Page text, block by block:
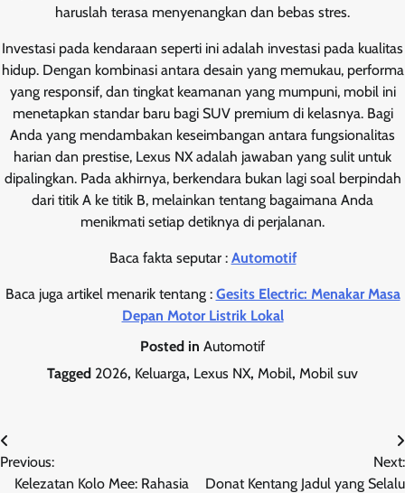
haruslah terasa menyenangkan dan bebas stres.
Investasi pada kendaraan seperti ini adalah investasi pada kualitas
hidup. Dengan kombinasi antara desain yang memukau, performa
yang responsif, dan tingkat keamanan yang mumpuni, mobil ini
menetapkan standar baru bagi SUV premium di kelasnya. Bagi
Anda yang mendambakan keseimbangan antara fungsionalitas
harian dan prestise, Lexus NX adalah jawaban yang sulit untuk
dipalingkan. Pada akhirnya, berkendara bukan lagi soal berpindah
dari titik A ke titik B, melainkan tentang bagaimana Anda
menikmati setiap detiknya di perjalanan.
Baca fakta seputar : Automotif
Baca juga artikel menarik tentang : Gesits Electric: Menakar Masa
Depan Motor Listrik Lokal
Posted in Automotif
Tagged 2026, Keluarga, Lexus NX, Mobil, Mobil suv
Post
navigation
Previous:
Kelezatan Kolo Mee: Rahasia
Next:
Donat Kentang Jadul yang Selalu